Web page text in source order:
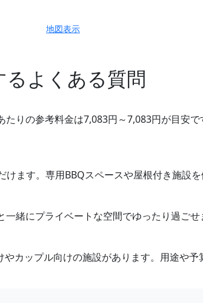
地図表示
よくある質問
りの参考料金は7,083円～7,083円が目安
ます。専用BBQスペースや屋根付き施設
緒にプライベートな空間でゆったり過ごせ
カップル向けの施設があります。用途や